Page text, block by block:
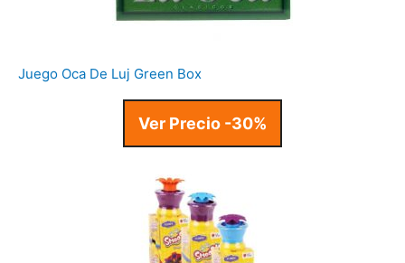
Juego Oca De Luj Green Box
Ver Precio -30%